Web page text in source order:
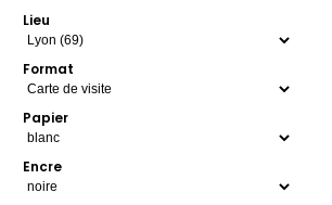
Lieu
Format
Papier
Encre